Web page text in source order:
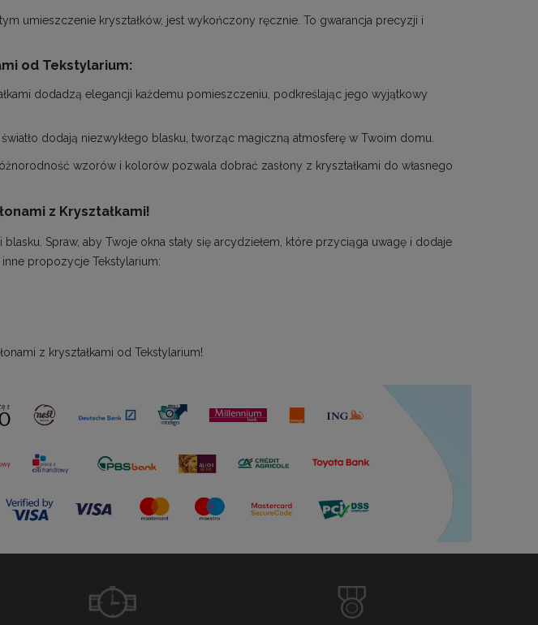
umieszczenie kryształków, jest wykończony ręcznie. To gwarancja precyzji i
od Tekstylarium:
dodadzą elegancji każdemu pomieszczeniu, podkreślając jego wyjątkowy
światło dodają niezwykłego blasku, tworząc magiczną atmosferę w Twoim domu.
wzorów i kolorów pozwala dobrać zasłony z kryształkami do własnego
z Kryształkami!
Spraw, aby Twoje okna stały się arcydziełem, które przyciąga uwagę i dodaje
propozycje Tekstylarium:
z kryształkami od Tekstylarium!